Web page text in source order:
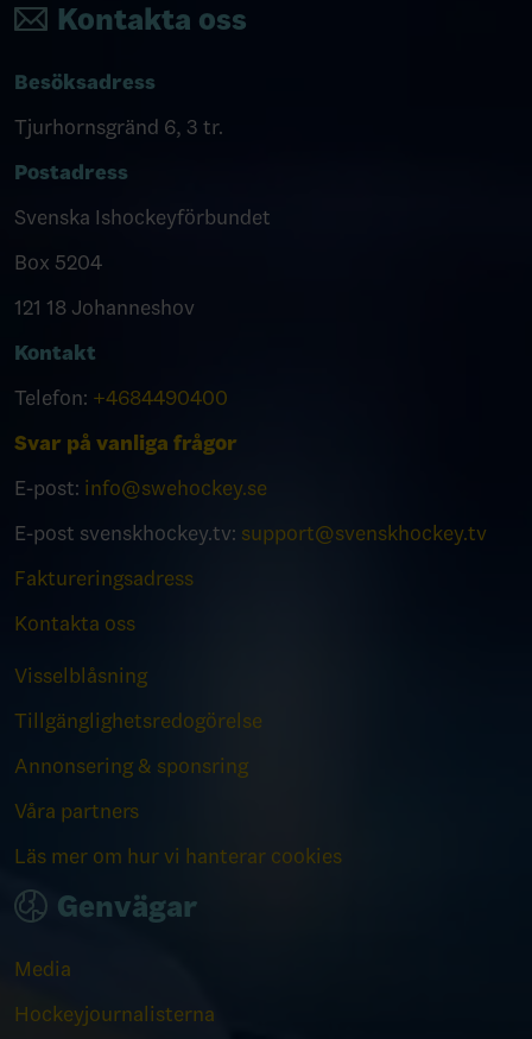
Kontakta oss
Besöksadress
Tjurhornsgränd 6, 3 tr.
Postadress
Svenska Ishockeyförbundet
Box 5204
121 18 Johanneshov
Kontakt
Telefon: +4684490400
Svar på vanliga frågor
E-post: info@swehockey.se
E-post svenskhockey.tv: support@svenskhockey.tv
Faktureringsadress
Kontakta oss
Visselblåsning
Tillgänglighetsredogörelse
Annonsering & sponsring
Våra partners
Läs mer om hur vi hanterar cookies
Genvägar
Media
Hockeyjournalisterna